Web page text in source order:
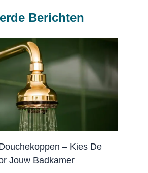
Berichten
– Kies De
Jouw Badkamer